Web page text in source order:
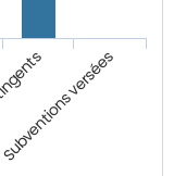
Subventions versées